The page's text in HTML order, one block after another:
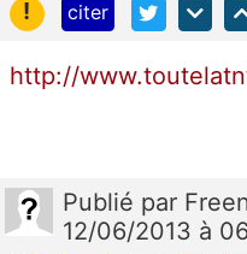
!
citer
http://
Publié par
12/06/2013 à